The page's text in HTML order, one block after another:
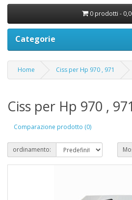
0 prodotti -
Categorie
Home Ciss per Hp 970 , 971
Ciss per Hp 970 , 971
Comparazione prodotto (0)
ordinamento: